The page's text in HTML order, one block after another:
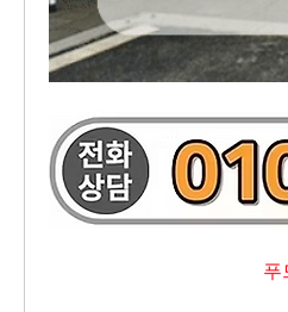
푸